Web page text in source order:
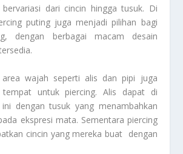
bervariasi dari cincin hingga tusuk. Di
puting juga menjadi pilihan bagi
dengan berbagai macam desain
wajah seperti alis dan pipi juga
untuk piercing. Alis dapat di
dengan tusuk yang menambahkan
ekspresi mata. Sementara piercing
cincin yang mereka buat dengan